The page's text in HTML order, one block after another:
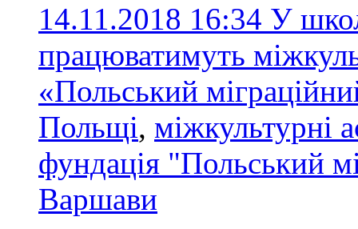
14.11.2018 16:34 У
працюватимуть
«Польський
Польщі, міжкультурні
фундація "Польський
Варшави